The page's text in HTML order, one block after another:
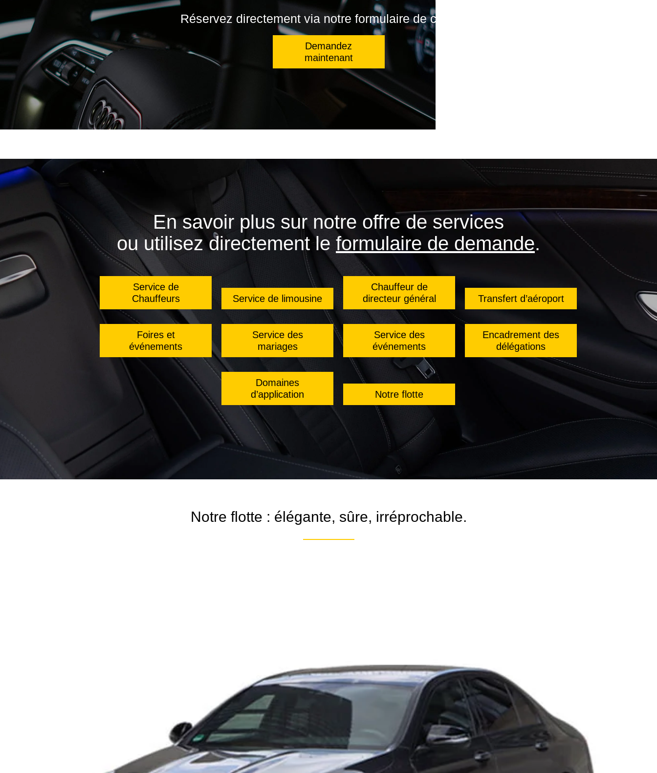
Réservez directement via notre formulaire de contact :
Demandez
maintenant
En savoir plus sur notre offre de services
ou utilisez directement le formulaire de demande.
Service de
Chauffeurs
Service de limousine
Chauffeur de
directeur général
Transfert d’aéroport
Foires et
événements
Service des
mariages
Service des
événements
Encadrement des
délégations
Domaines
d’application
Notre flotte
Notre flotte : élégante, sûre, irréprochable.